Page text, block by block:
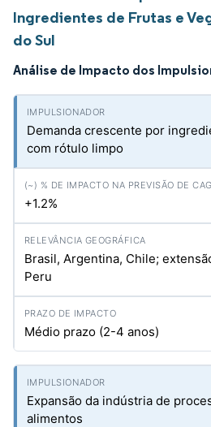
Ingredientes de Frutas e
do Sul
Análise de Impacto dos
Demanda crescente por
com rótulo limpo
+1.2%
Brasil, Argentina, Chile;
Peru
Médio prazo (2-4 anos)
Expansão da indústria de
alimentos